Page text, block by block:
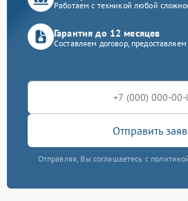
Работаем с техникой любой
Гарантия до 12 месяцев
Составляем договор,
Отправить
Отправляя, Вы соглашаетесь с